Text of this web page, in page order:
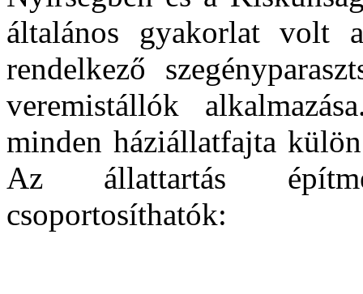
általános gyakorlat volt
rendelkező
veremistállók
minden háziállatfajta
Az állattartás
csoportosíthatók: